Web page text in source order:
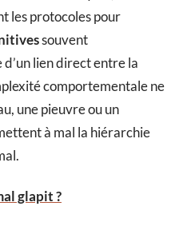
les protocoles pour
souvent
d’un lien direct entre la
comportementale ne
une pieuvre ou un
à mal la hiérarchie
glapit ?